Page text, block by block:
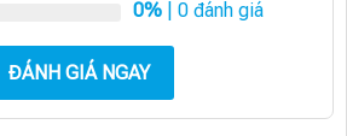
0% | 0 đánh giá
ĐÁNH GIÁ NGAY